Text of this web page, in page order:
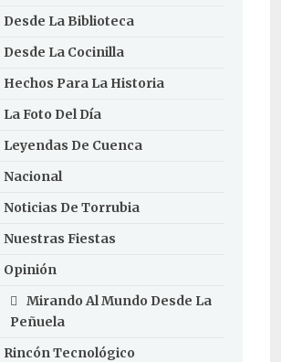
Desde La Biblioteca
Desde La Cocinilla
Hechos Para La Historia
La Foto Del Día
Leyendas De Cuenca
Nacional
Noticias De Torrubia
Nuestras Fiestas
Opinión
Mirando Al Mundo Desde La
Peñuela
Rincón Tecnológico